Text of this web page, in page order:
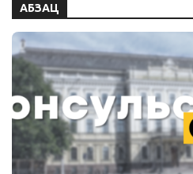
АБЗАЦ